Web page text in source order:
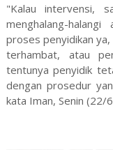
"Kalau intervensi,
menghalang-
proses penyidikan
terhambat, atau
tentunya penyidik
dengan prosedur
kata Iman, Senin (22/